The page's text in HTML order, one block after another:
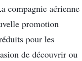
compagnie aérienne
promotion
pour les
de découvrir ou